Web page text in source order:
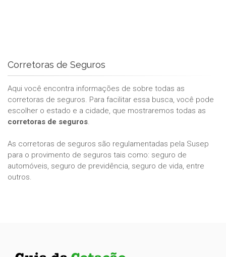
Corretoras de Seguros
Aqui você encontra informações de sobre todas as
corretoras de seguros. Para facilitar essa busca, você pode
escolher o estado e a cidade, que mostraremos todas as
corretoras de seguros.
As corretoras de seguros são regulamentadas pela Susep
para o provimento de seguros tais como: seguro de
automóveis, seguro de previdência, seguro de vida, entre
outros.